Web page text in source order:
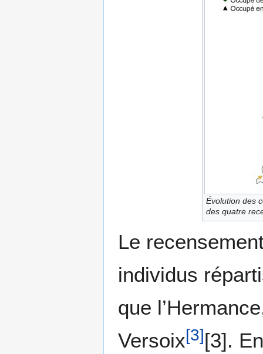
Évolution des
des quatre
Le
individus
que
Versoix[3][3].